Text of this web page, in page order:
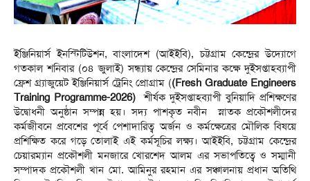
ইঞ্জিনিয়ার্স ইনস্টিটিউশন, বাংলাদেশ (আইইবি), চট্টগ্রাম কেন্দ্রের উদ্যোগে
গতকাল শনিবার (০৪ জুলাই) সন্ধ্যায় কেন্দ্রের সেমিনার কক্ষে দুইসপ্তাহব্যাপী
ফ্রেশ গ্র্যাজুয়েট ইঞ্জিনিয়ার্স ট্রেনিং প্রোগ্রাম ((Fresh Graduate Engineers
Training Programme-2026) শীর্ষক দুইসপ্তাহব্যাপী বুনিয়াদি প্রশিক্ষণের
উদ্বোধনী অনুষ্ঠান সম্পন্ন হয়। সদ্য পাশকৃত নবীন স্নাতক প্রকৌশলীদের
কর্মজীবনে প্রবেশের পূর্বে পেশাদারিত্ব অর্জন ও কর্মক্ষেত্রের মৌলিক বিষয়ে
প্রশিক্ষিত করে গড়ে তোলাই এই কর্মসূচির লক্ষ্য। আইইবি, চট্টগ্রাম কেন্দ্রের
চেয়ারম্যান প্রকৌশলী মনজারে খোরশেদ আলম এর সভাপতিত্বে ও সম্মানী
সম্পাদক প্রকৌশলী খান মো. আমিনুর রহমান এর সঞ্চালনায় প্রধান অতিথি